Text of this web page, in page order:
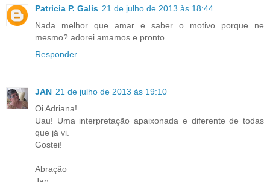
Patricia P. Galis 21 de julho de 2013 às 18:44
Nada melhor que amar e saber o motivo porque ne
mesmo? adorei amamos e pronto.
Responder
JAN 21 de julho de 2013 às 19:10
Oi Adriana!
Uau! Uma interpretação apaixonada e diferente de todas
que já vi.
Gostei!
Abração